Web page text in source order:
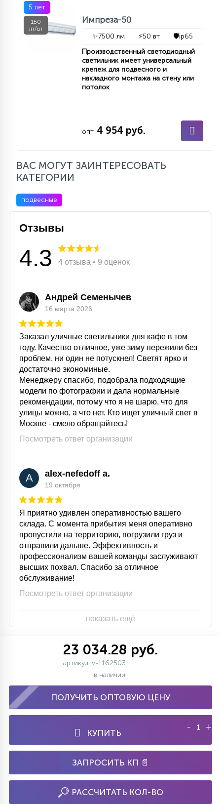
5 лет
150
лт/вт
Импреза-50
✨7500 лм ⚡50 вт 🛡️ip65
Производственный светодиодный
светильник имеет универсальный
крепеж для подвесного и
накладного монтажа на стену или
потолок
опт. 4 954 руб.
ВАС МОГУТ ЗАИНТЕРЕСОВАТЬ
КАТЕГОРИИ
подвесные
Отзывы
4.3 4 отзыва • 9 оценок
Андрей Семенычев
16 марта 2026
Заказал уличные светильники для кафе в том
году. Качество отличное, уже зиму пережили без
проблем, ни один не потускнел! Светят ярко и
достаточно экономиные.
Менеджеру спасибо, подобрала подходящие
модели по фотографии и дала нормальные
рекомендации, потому что я не шарю, что для
улицы можно, а что нет. Кто ищет уличный свет в
Москве - смело обращайтесь!
Посмотреть ответ организации
A alex-nefedoff a.
19 октября
Я приятно удивлен оперативностью вашего
склада. С момента прибытия меня оперативно
пропустили на территорию, погрузили груз и
отправили дальше. Эффективность и
профессионализм вашей команды заслуживают
высших похвал. Спасибо за отличное
обслуживание!
Посмотреть ответ организации
показать ещё
23 034.28 руб.
артикул: v-1162503
в наличии
ПОЛУЧИТЬ ОПТОВУЮ ЦЕНУ
КУПИТЬ
- +
ЗАПРОСИТЬ КП 📄
РАССЧИТАТЬ КОЛ-ВО